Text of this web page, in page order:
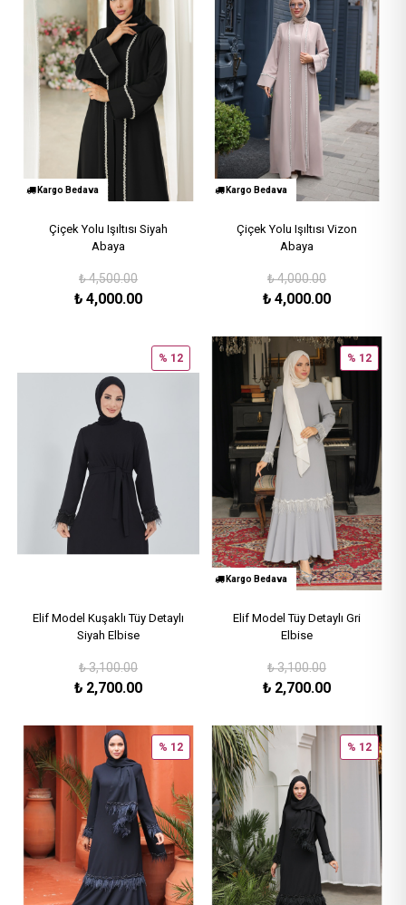
Kargo Bedava
Çiçek Yolu Işıltısı Siyah
Abaya
₺4,500.00
₺4,000.00
Kargo Bedava
Çiçek Yolu Işıltısı Vizon
Abaya
₺4,000.00
₺4,000.00
Elif Model Kuşaklı Tüy Detaylı
Siyah Elbise
₺3,100.00
₺ 2,700.00
% 12
Kargo Bedava
Elif Model Tüy Detaylı Gri
Elbise
₺3,100.00
₺ 2,700.00
% 12
% 12 % 12